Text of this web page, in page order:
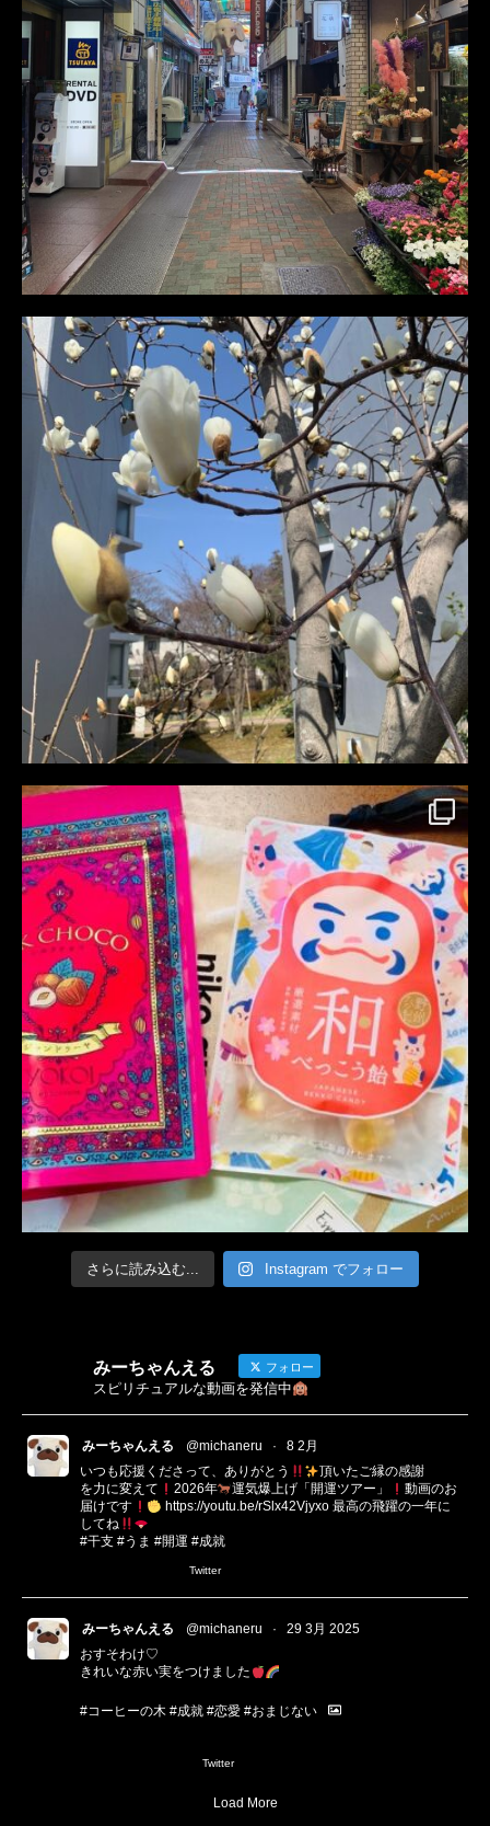
さらに読み込む... Instagram でフォロー
みーちゃんえる フォロー
スピリチュアルな動画を発信中
みーちゃんえる @michaneru ·
8 2月
いつも応援くださって、ありがとう
頂いたご縁の感謝
を力に変えて
2026年 運気爆上げ「開運ツアー」
動画のお
届けです
https://youtu.be/rSlx42Vjyxo 最高の飛躍の一年に
してね
#干支 #うま #開運 #成就
Twitter
みーちゃんえる @michaneru ·
29 3月 2025
おすそわけ♡
きれいな赤い実をつけました
#コーヒーの木 #成就 #恋愛 #おまじない
Twitter
Load More